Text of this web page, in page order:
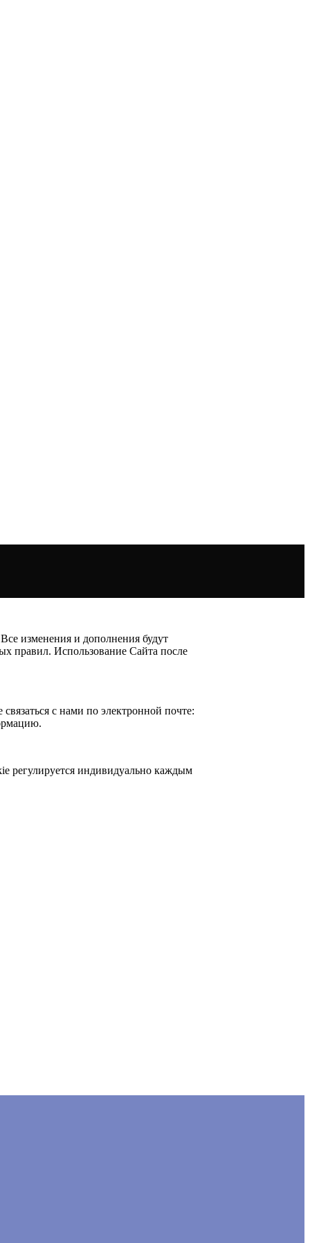
изменения и дополнения будут
правил. Использование Сайта после
с нами по электронной почте:
регулируется индивидуально каждым